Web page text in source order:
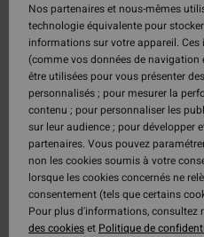
Nos partenaires et nous-mêmes
technologie équivalente pour
informations sur votre appareil.
(comme vos données de navigation
être utilisées pour vous présenter
personnalisés ; pour mesurer la
contenu ; pour personnaliser les
sur leur audience ; pour développer
partenaires. Vous pouvez
non les cookies soumis à votre
lorsque les cookies concernés ne
consentement (tels que certains
Pour plus d'informations, consultez
des cookieset Politique de